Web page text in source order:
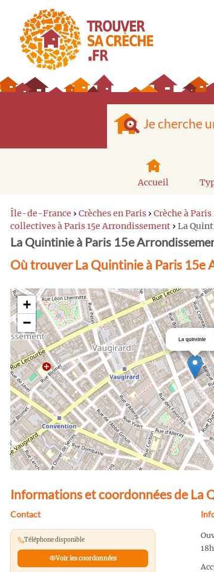
Je cherche
Accueil
Île-de-France › Crèches en Paris › Crèche à
collectives à Paris 15e Arrondissement › La
La Quintinie à Paris 15e
Où trouver La Quintinie à Paris 15e
La quintinie
+
−
Informations et coordonnées de La
Contact
Téléphone disponible
Voir les coordonnées